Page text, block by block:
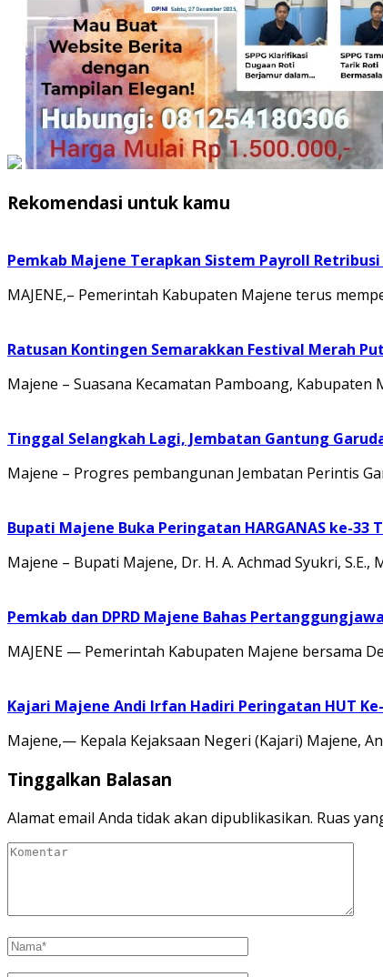
Rekomendasi untuk kamu
Pemkab Majene Terapkan Sistem Payroll
MAJENE,– Pemerintah Kabupaten Majene terus
Ratusan Kontingen Semarakkan Festival Merah
Majene – Suasana Kecamatan Pamboang,
Tinggal Selangkah Lagi, Jembatan Gantung
Majene – Progres pembangunan Jembatan Perintis
Bupati Majene Buka Peringatan HARGANAS ke-
Majene – Bupati Majene, Dr. H. A. Achmad Syukri,
Pemkab dan DPRD Majene Bahas
MAJENE — Pemerintah Kabupaten Majene bersama
Kajari Majene Andi Irfan Hadiri Peringatan HUT
Majene,— Kepala Kejaksaan Negeri (Kajari) Majene,
Tinggalkan Balasan
Alamat email Anda tidak akan dipublikasikan. Ruas